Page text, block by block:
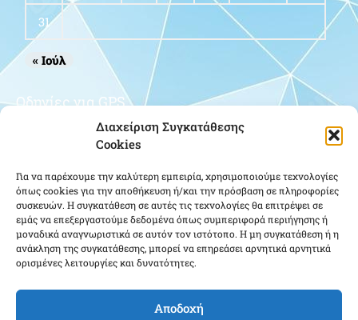
Διαχείριση Συγκατάθεσης
Cookies
Για να παρέχουμε την καλύτερη εμπειρία, χρησιμοποιούμε τεχνολογίες
όπως cookies για την αποθήκευση ή/και την πρόσβαση σε πληροφορίες
συσκευών. Η συγκατάθεση σε αυτές τις τεχνολογίες θα επιτρέψει σε
εμάς να επεξεργαστούμε δεδομένα όπως συμπεριφορά περιήγησης ή
μοναδικά αναγνωριστικά σε αυτόν τον ιστότοπο. Η μη συγκατάθεση ή η
ανάκληση της συγκατάθεσης, μπορεί να επηρεάσει αρνητικά αρνητικά
ορισμένες λειτουργίες και δυνατότητες.
Αποδοχή
31
« Ιούλ
Οδηγίες για GPS
Κάντε κλικ για να αποδεχτείτε cookies
εμπορικής προώθησης και να